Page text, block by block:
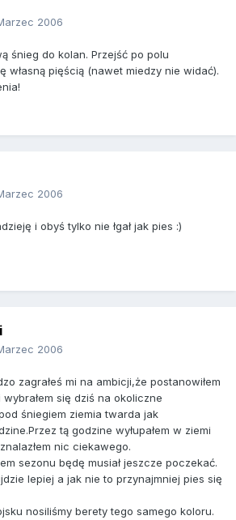
2006
śnieg do kolan. Przejść po polu
własną pięścią (nawet miedzy nie widać).
2006
i obyś tylko nie łgał jak pies :)
2006
zagrałeś mi na ambicji,że postanowiłem
się dziś na okoliczne
śniegiem ziemia twarda jak
tą godzine wyłupałem w ziemi
nic ciekawego.
sezonu będę musiał jeszcze poczekać.
lepiej a jak nie to przynajmniej pies się
nosiliśmy berety tego samego koloru.